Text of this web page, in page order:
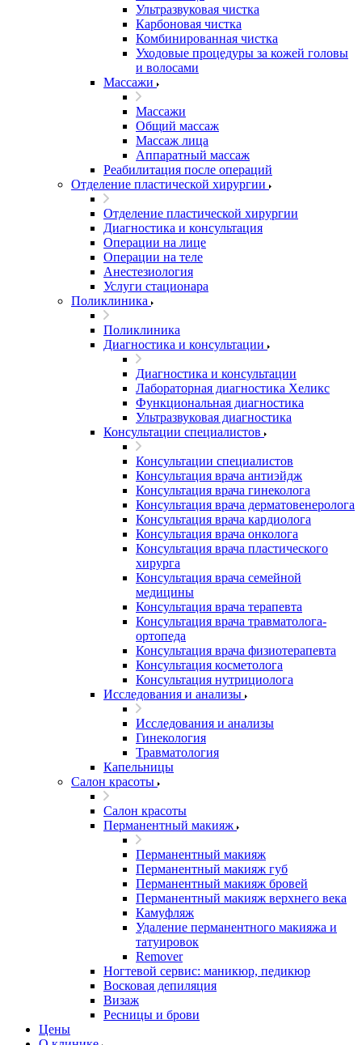
Ультразвуковая чистка
Карбоновая чистка
Комбинированная чистка
Уходовые процедуры за кожей головы
и волосами
Массажи
Массажи
Общий массаж
Массаж лица
Аппаратный массаж
Реабилитация после операций
Отделение пластической хирургии
Отделение пластической хирургии
Диагностика и консультация
Операции на лице
Операции на теле
Анестезиология
Услуги стационара
Поликлиника
Поликлиника
Диагностика и консультации
Диагностика и консультации
Лабораторная диагностика Хеликс
Функциональная диагностика
Ультразвуковая диагностика
Консультации специалистов
Консультации специалистов
Консультация врача антиэйдж
Консультация врача гинеколога
Консультация врача дерматовенеролога
Консультация врача кардиолога
Консультация врача онколога
Консультация врача пластического
хирурга
Консультация врача семейной
медицины
Консультация врача терапевта
Консультация врача травматолога-
ортопеда
Консультация врача физиотерапевта
Консультация косметолога
Консультация нутрициолога
Исследования и анализы
Исследования и анализы
Гинекология
Травматология
Капельницы
Салон красоты
Салон красоты
Перманентный макияж
Перманентный макияж
Перманентный макияж губ
Перманентный макияж бровей
Перманентный макияж верхнего века
Камуфляж
Удаление перманентного макияжа и
татуировок
Remover
Ногтевой сервис: маникюр, педикюр
Восковая депиляция
Визаж
Ресницы и брови
Цены